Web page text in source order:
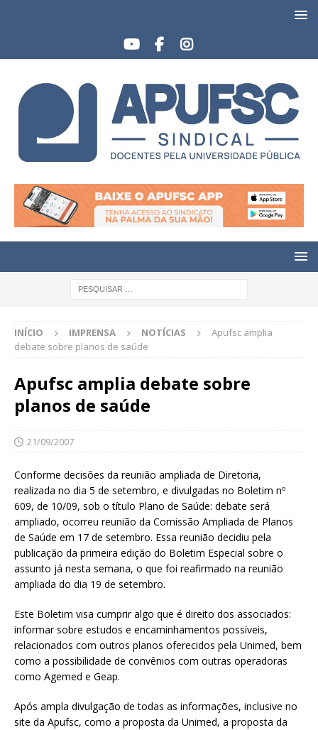
INÍCIO IMPRENSA NOTÍCIAS
Apufsc amplia
debate sobre planos de saúde
Apufsc amplia debate sobre
planos de saúde
21/09/2007
Conforme decisões da reunião ampliada de Diretoria,
realizada no dia 5 de setembro, e divulgadas no Boletim nº
609, de 10/09, sob o título Plano de Saúde: debate será
ampliado, ocorreu reunião da Comissão Ampliada de Planos
de Saúde em 17 de setembro. Essa reunião decidiu pela
publicação da primeira edição do Boletim Especial sobre o
assunto já nesta semana, o que foi reafirmado na reunião
ampliada do dia 19 de setembro.
Este Boletim visa cumprir algo que é direito dos associados:
informar sobre estudos e encaminhamentos possíveis,
relacionados com outros planos oferecidos pela Unimed, bem
como a possibilidade de convênios com outras operadoras
como Agemed e Geap.
Após ampla divulgação de todas as informações, inclusive no
site da Apufsc, como a proposta da Unimed, a proposta da